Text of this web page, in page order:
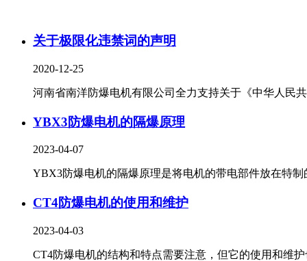
关于极限化违禁词的声明
2020-12-25
河南省南洋防爆电机有限公司全力支持关于《中华人民
YBX3防爆电机的隔爆原理
2023-04-07
YBX3防爆电机的隔爆原理是将电机的带电部件放在特制
CT4防爆电机的使用和维护
2023-04-03
CT4防爆电机的结构和特点需要注意，但它的使用和维护